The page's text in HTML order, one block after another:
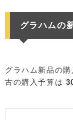
グラハムの
グラハム新品の購
古の購入予算は